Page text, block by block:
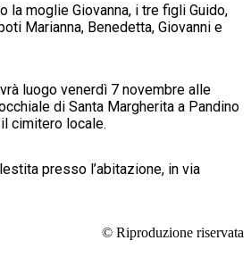
la moglie Giovanna, i tre figli Guido,
Marianna, Benedetta, Giovanni e
luogo venerdì 7 novembre alle
di Santa Margherita a Pandino
cimitero locale.
presso l’abitazione, in via
© Riproduzione riservata